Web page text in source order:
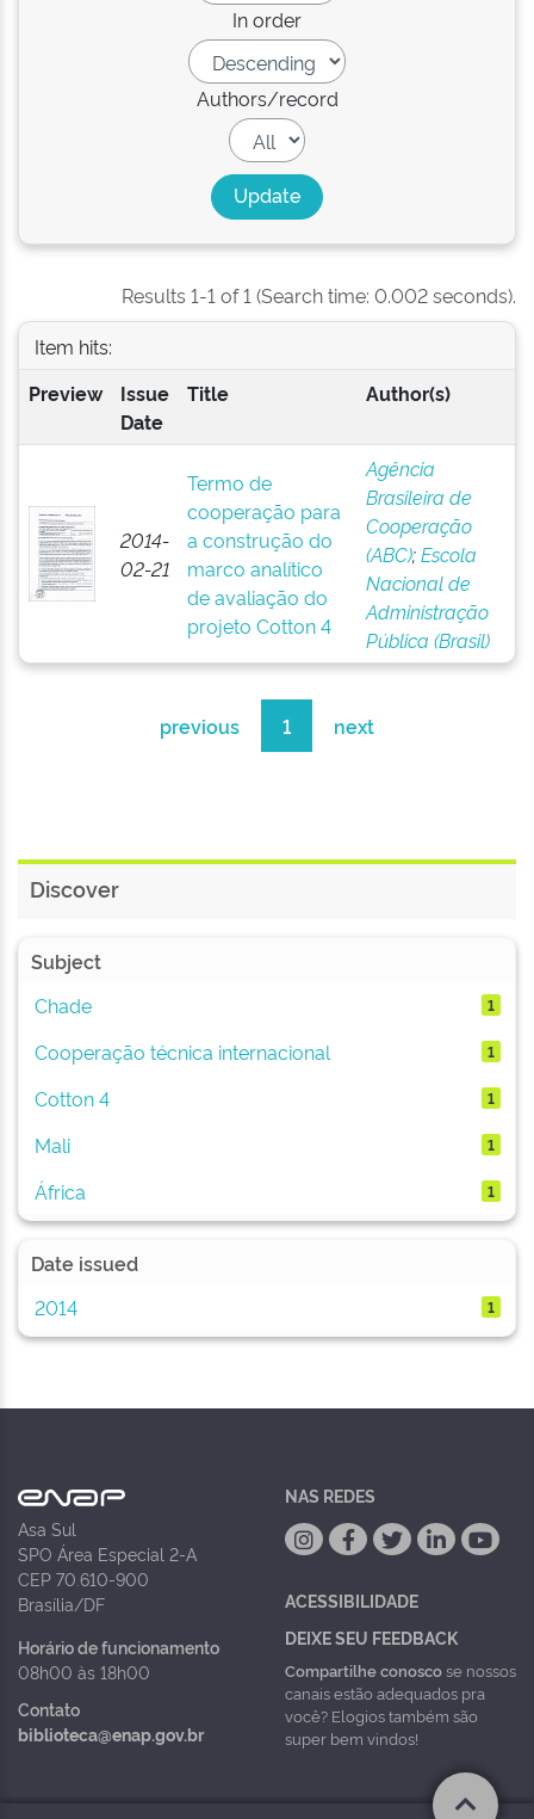
In order
Authors/record
Results 1-1 of 1 (Search time: 0.002 seconds).
Item hits:
Preview
Issue
Date
Title Author(s)
2014-
02-21
Termo de
cooperação para
a construção do
marco analítico
de avaliação do
projeto Cotton 4
Agência
Brasileira de
Cooperação
(ABC);Escola
Nacional de
Administração
Pública (Brasil)
previous 1 next
Discover
Subject
Chade
1
Cooperação técnica internacional 1
Cotton 4 1
Mali 1
África 1
Date issued
2014
1
Asa Sul
SPO Área Especial 2-A
CEP 70.610-900
Brasília/DF
Horário de funcionamento
08h00 às 18h00
Contato
biblioteca@enap.gov.br
NAS REDES
ACESSIBILIDADE
DEIXE SEU FEEDBACK
Compartilhe conoscose nossos
canais estão adequados pra
você? Elogios também são
super bem vindos!